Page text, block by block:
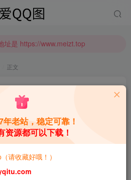
可获得高额奖励哦
可获得高额奖励哦
正文
缩和水印，原图无压缩，无本站水
老站，稳定可靠！
资源都可以下载！
请收藏好哦！）